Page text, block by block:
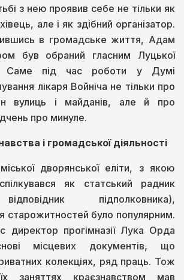
з нею проявив себе не тільки як
але і як здібний організатор.
в громадське життя, Адам
був обраний гласним Луцької
Саме під час роботи у Думі
лікаря Войніча не тільки про
вулиць і майданів, але й про
про минуле.
і громадської діяльності
дворянської еліти, з якою
як статський радник
підполковника),
старожитностей було популярним.
прогімназії Лука Орда
місцевих документів, що
колекціях, ряд праць. Тож
заняттях краєзнавством мав